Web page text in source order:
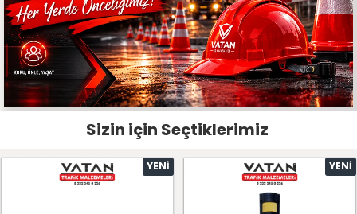
Sizin için Seçtiklerimiz
YENI YENI